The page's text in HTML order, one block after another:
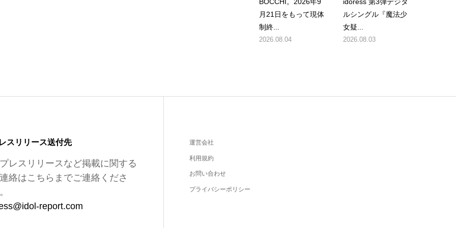
月21日をもって現体
制終...
2026.08.04
ルシングル『魔法少
女疑...
2026.08.03
スリリース送付先
レスリリースなど掲載に関する
絡はこちらまでご連絡くださ
report.com
運営会社
利用規約
お問い合わせ
プライバシーポリシー